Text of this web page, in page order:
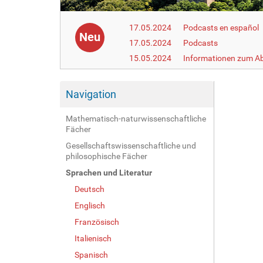
Neu
17.05.2024
Podcasts en español
17.05.2024
Podcasts
15.05.2024
Informationen zum
Navigation
Mathematisch-naturwissenschaftliche
Fächer
Gesellschaftswissenschaftliche und
philosophische Fächer
Sprachen und Literatur
Deutsch
Englisch
Französisch
Italienisch
Spanisch